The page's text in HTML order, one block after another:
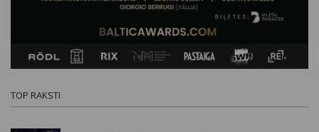
TOP RAKSTI